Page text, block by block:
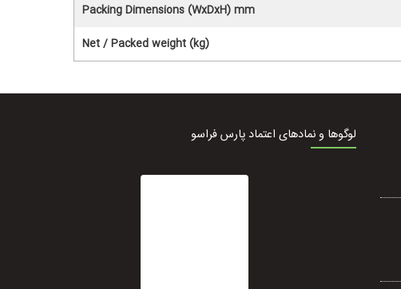
Packing Dimensions (WxDxH) mm
Net / Packed weight (kg)
لوگوها و نمادهای اعتماد پارس فراسو